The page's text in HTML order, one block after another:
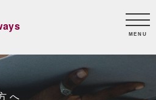
MENU
へ